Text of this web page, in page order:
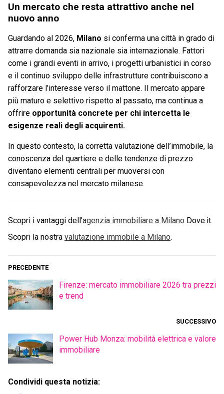
Un mercato che resta attrattivo anche nel
nuovo anno
Guardando al 2026, Milano si conferma una città in grado di
attrarre domanda sia nazionale sia internazionale. Fattori
come i grandi eventi in arrivo, i progetti urbanistici in corso
e il continuo sviluppo delle infrastrutture contribuiscono a
rafforzare l’interesse verso il mattone. Il mercato appare
più maturo e selettivo rispetto al passato, ma continua a
offrire opportunità concrete per chi intercetta le
esigenze reali degli acquirenti.
In questo contesto, la corretta valutazione dell’immobile, la
conoscenza del quartiere e delle tendenze di prezzo
diventano elementi centrali per muoversi con
consapevolezza nel mercato milanese.
Scopri i vantaggi dell'agenzia immobiliare a Milano Dove.it.
Scopri la nostra valutazione immobile a Milano.
PRECEDENTE
Firenze: mercato immobiliare 2026 tra prezzi
e trend
SUCCESSIVO
Power Hub Monza: mobilità elettrica e valore
immobiliare
Condividi questa notizia: